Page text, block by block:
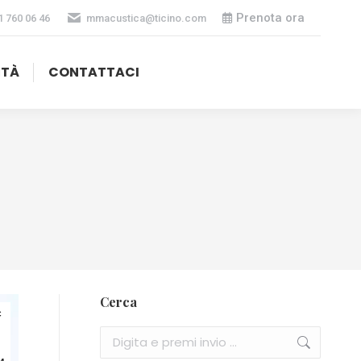
760 06 46 mmacustica@ticino.com Prenota ora
CONTATTACI
Cerca